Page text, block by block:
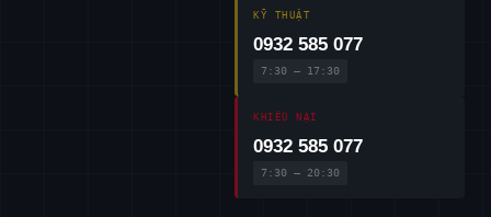
KỸ THUẬT
0932 585 077
7:30 – 17:30
KHIẾU NẠI
0932 585 077
7:30 – 20:30